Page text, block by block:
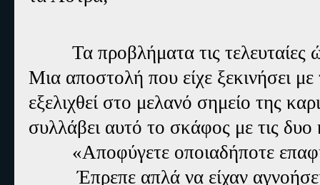
Τα προβλήματα τις τελευταίες
Μια αποστολή που είχε ξεκινήσει με
εξελιχθεί στο μελανό σημείο της
συλλάβει αυτό το σκάφος με τις
«Αποφύγετε οποιαδήποτε
Έπρεπε απλά να είχαν